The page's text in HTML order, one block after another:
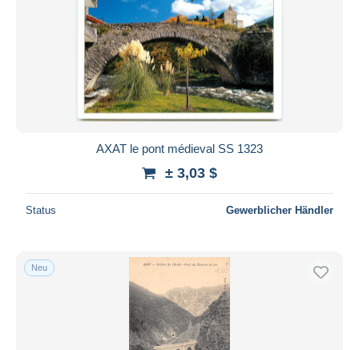
AXAT le pont médieval SS 1323
± 3,03 $
Status Gewerblicher Händler
Neu